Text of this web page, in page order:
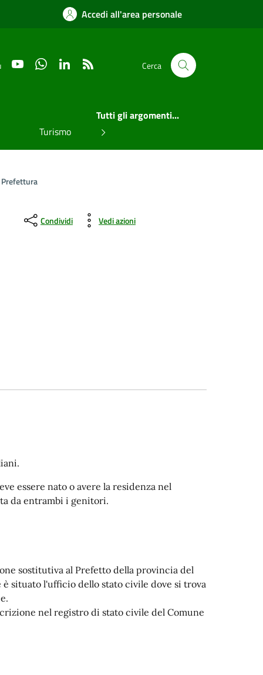
Accedi all'area personale
YouTube WhatsAppLinkedIn Cerca
Turismo
Tutti gli argomenti...
Prefettura
Condividi Vedi azioni
essere nato o avere la residenza nel
da entrambi i genitori.
sostitutiva al Prefetto della provincia del
situato l'ufficio dello stato civile dove si trova
nel registro di stato civile del Comune